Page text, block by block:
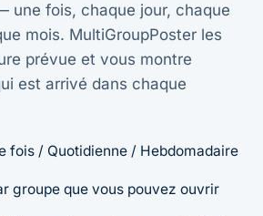
une fois, chaque jour, chaque
mois. MultiGroupPoster les
prévue et vous montre
est arrivé dans chaque
fois / Quotidienne / Hebdomadaire
groupe que vous pouvez ouvrir